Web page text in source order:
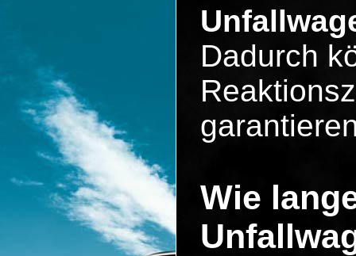
Dadurch
Wie